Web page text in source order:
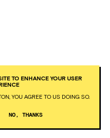
TO ENHANCE YOUR USER
YOU AGREE TO US DOING SO.
NO, THANKS